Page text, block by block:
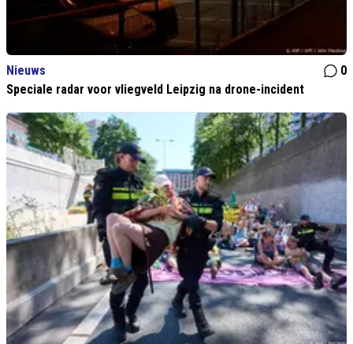
Nieuws
0
Speciale radar voor vliegveld Leipzig na drone-incident